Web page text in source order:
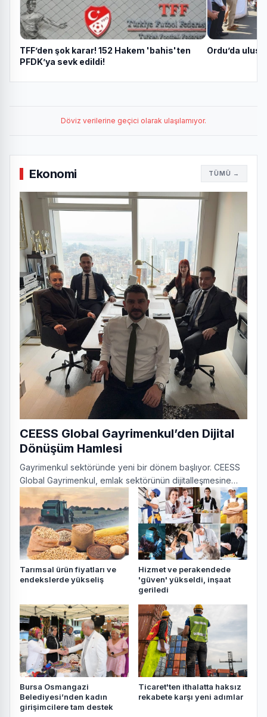
TFF’den şok karar! 152 Hakem 'bahis'ten
PFDK’ya sevk edildi!
Ordu’da
Döviz verilerine geçici olarak ulaşılamıyor.
Ekonomi TÜMÜ →
CEESS Global Gayrimenkul’den Dijital
Dönüşüm Hamlesi
Gayrimenkul sektöründe yeni bir dönem başlıyor. CEESS
Global Gayrimenkul, emlak sektörünün dijitalleşmesine
öncülük edecek kapsamlı bir proje ile dikkatleri üze
Tarımsal ürün fiyatları ve
endekslerde yükseliş
Hizmet ve perakendede
'güven' yükseldi, inşaat
geriledi
Bursa Osmangazi
Belediyesi’nden kadın
girişimcilere tam destek
Ticaret'ten ithalatta haksız
rekabete karşı yeni adımlar